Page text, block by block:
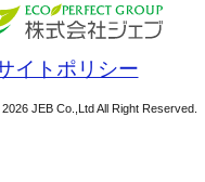
イトポリシー
JEB Co.,Ltd All Right Reserved.